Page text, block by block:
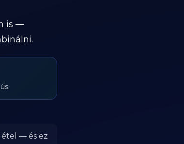
is —
étel — és ez